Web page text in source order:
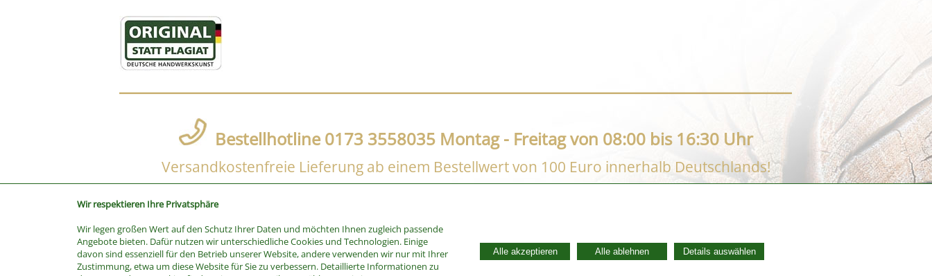
Wir respektieren Ihre Privatsphäre
Wir legen großen Wert auf den Schutz Ihrer Daten und möchten Ihnen zugleich passende
Angebote bieten. Dafür nutzen wir unterschiedliche Cookies und Technologien. Einige
davon sind essenziell für den Betrieb unserer Website, andere verwenden wir nur mit Ihrer
Zustimmung, etwa um diese Website für Sie zu verbessern. Detaillierte Informationen zu
Alle akzeptieren Alle ablehnen Details auswählen
Bestellhotline 0173 3558035 Montag - Freitag von 08:00 bis 16:30 Uhr
Versandkostenfreie Lieferung ab einem Bestellwert von 100 Euro innerhalb Deutschlands!
SUCHE
Stichwort
Widerrufsbelehrung
Vertrag widerrufen